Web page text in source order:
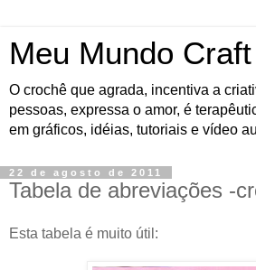
Meu Mundo Craft
O crochê que agrada, incentiva a
pessoas, expressa o amor, é
em gráficos, idéias, tutoriais e vídeo
22 de agosto de 2011
Tabela de abreviações -
Esta tabela é muito útil: